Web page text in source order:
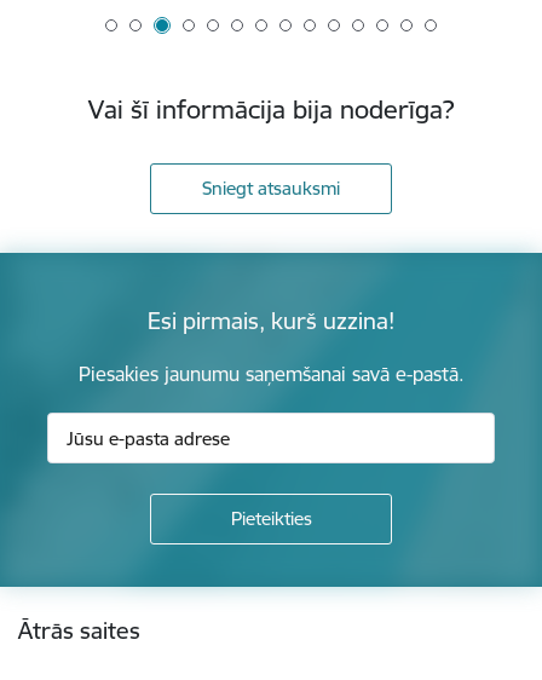
Vai šī informācija bija noderīga?
Sniegt atsauksmi
Esi pirmais, kurš uzzina!
Piesakies jaunumu saņemšanai savā e-pastā.
Ātrās saites